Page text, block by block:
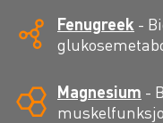
Fenugreek -
Magnesium -